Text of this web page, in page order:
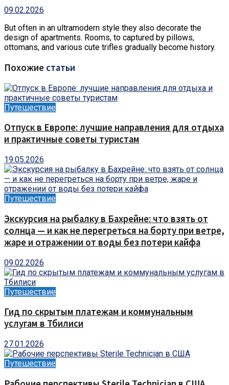
09.02.2026
But often in an ultramodern style they also decorate the
design of apartments. Rooms, to captured by pillows,
ottomans, and various cute trifles gradually become history.
Похожие статьи
Путешествие
Отпуск в Европе: лучшие направления для отдыха
и практичные советы туристам
19.05.2026
Путешествие
Экскурсия на рыбалку в Бахрейне: что взять от
солнца — и как не перегреться на борту при ветре,
жаре и отражении от воды без потери кайфа
09.02.2026
Путешествие
Гид по скрытым платежам и коммунальным
услугам в Тбилиси
27.01.2026
Путешествие